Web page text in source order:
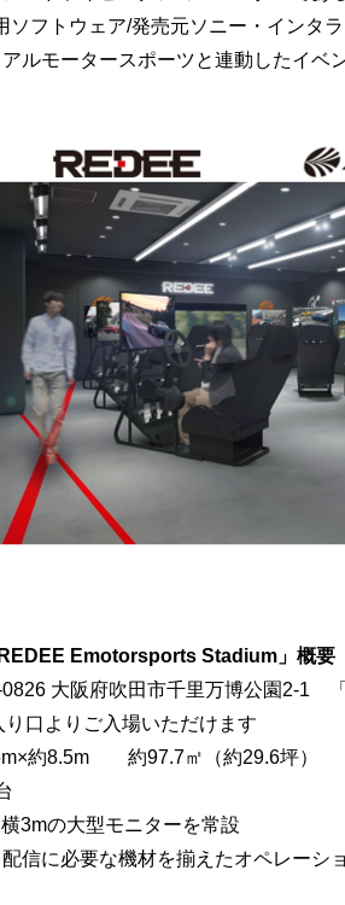
ソフトウェア/発売元ソニー・インタ
ルモータースポーツと連動したイベ
Emotorsports Stadium 」概要
大阪府吹田市千里万博公園2-1
ご入場いただけます
約8.5m 約97.7㎡（約29.6坪）
3mの大型モニターを常設
信に必要な機材を揃えたオペレーシ